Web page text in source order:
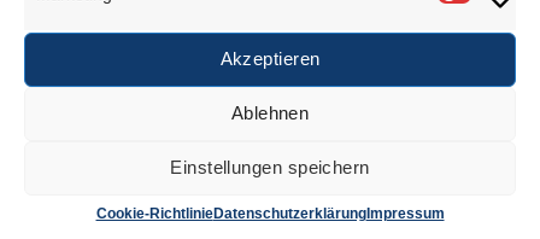
Akzeptieren
Ablehnen
Einstellungen speichern
Cookie-RichtlinieDatenschutzerklärungImpressum
angeschlossenes Netzkabel und flüssigkeitsdichte
Eigenschaften: